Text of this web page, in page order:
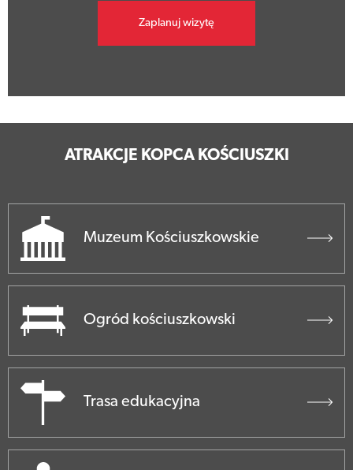
Zaplanuj wizytę
ATRAKCJE KOPCA KOŚCIUSZKI
Muzeum Kościuszkowskie
Ogród kościuszkowski
Trasa edukacyjna